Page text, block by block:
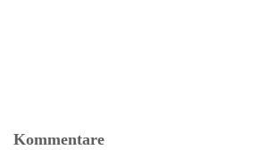
Kommentare